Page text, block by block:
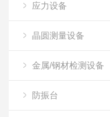
应力设备
晶圆测量设备
金属/钢材检测设备
防振台